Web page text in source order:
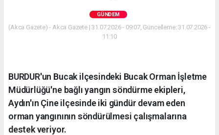
GÜNDEM
(Akca Gazete) - Akca Gazete | 31.07.2026 - 09:07, Güncelleme: 31.07.2026 -
11:10
BURDUR'un Bucak ilçesindeki Bucak Orman İşletme
Müdürlüğü'ne bağlı yangın söndürme ekipleri,
Aydın'ın Çine ilçesinde iki gündür devam eden
orman yangınının söndürülmesi çalışmalarına
destek veriyor.